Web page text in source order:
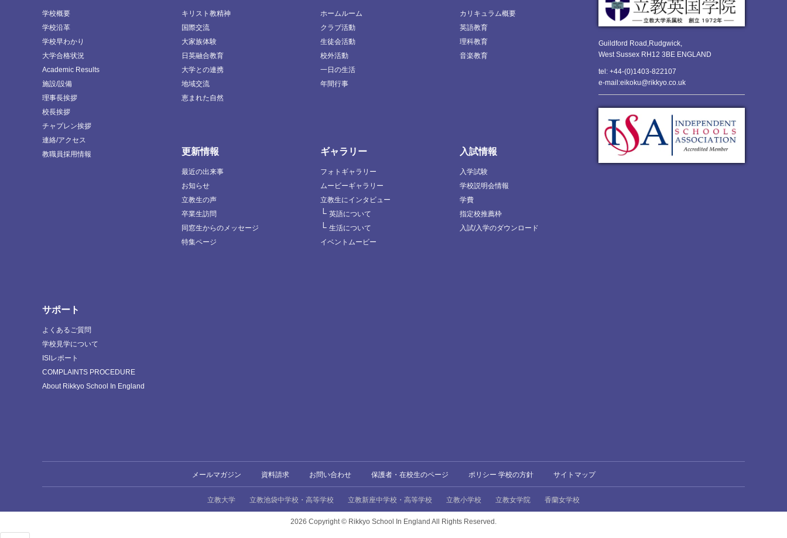
Guildford Road,Rudgwick,
West Sussex RH12 3BE ENGLAND
tel: +44-(0)1403-822107
e-mail:eikoku@rikkyo.co.uk
学校概要
学校沿革
学校早わかり
大学合格状況
Academic Results
施設/設備
理事長挨拶
校長挨拶
チャプレン挨拶
連絡/アクセス
教職員採用情報
キリスト教精神
国際交流
大家族体験
日英融合教育
大学との連携
地域交流
恵まれた自然
ホームルーム
クラブ活動
生徒会活動
校外活動
一日の生活
年間行事
カリキュラム概要
英語教育
理科教育
音楽教育
更新情報
最近の出来事
お知らせ
立教生の声
卒業生訪問
同窓生からのメッセージ
特集ページ
ギャラリー
フォトギャラリー
ムービーギャラリー
立教生にインタビュー
└ 英語について
└ 生活について
イベントムービー
入試情報
入学試験
学校説明会情報
学費
指定校推薦枠
入試/入学のダウンロード
サポート
よくあるご質問
学校見学について
ISIレポート
COMPLAINTS PROCEDURE
About Rikkyo School In England
メールマガジン 資料請求 お問い合わせ 保護者・在校生のページ ポリシー 学校の方針 サイトマップ
立教大学 立教池袋中学校・高等学校 立教新座中学校・高等学校 立教小学校 立教女学院 香蘭女学校
2026 Copyright © Rikkyo School In England All Rights Reserved.